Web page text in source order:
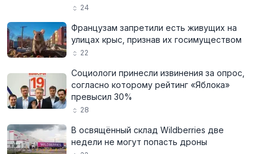
24
Французам запретили есть живущих на
улицах крыс, признав их госимуществом
22
Социологи принесли извинения за опрос,
согласно которому рейтинг «Яблока»
превысил 30%
28
В освящённый склад Wildberries две
недели не могут попасть дроны